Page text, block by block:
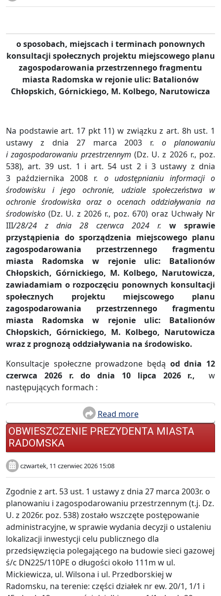
o sposobach, miejscach i terminach ponownych
konsultacji społecznych projektu miejscowego planu
zagospodarowania przestrzennegofragmentu
miasta Radomska w rejonie ulic: Batalionów
Chłopskich, Górnickiego, M. Kolbego, Narutowicza
Na podstawie art. 17 pkt 11) w związku z art. 8h ust. 1
ustawy z dnia 27 marca 2003 r.o planowaniu
i zagospodarowaniu przestrzennym (Dz. U. z 2026 r., poz.
538), art. 39 ust. 1 i art. 54 ust 2 i 3 ustawy z dnia
3 października 2008 r. o udostępnianiu informacji o
środowisku i jego ochronie, udziale społeczeństwa w
ochronie środowiska oraz o ocenach oddziaływania na
środowisko (Dz. U. z 2026 r., poz. 670) oraz Uchwały Nr
III/28/24 z dnia 28 czerwca 2024 r. w sprawie
przystąpienia do sporządzenia miejscowego planu
zagospodarowania przestrzennego fragmentu
miasta Radomska w rejonie ulic: Batalionów
Chłopskich, Górnickiego, M. Kolbego, Narutowicza,
zawiadamiam o rozpoczęciu ponownych konsultacji
społecznych projektu miejscowego planu
zagospodarowania przestrzennego fragmentu
miasta Radomska w rejonie ulic: Batalionów
Chłopskich, Górnickiego, M. Kolbego, Narutowicza
wraz z prognozą oddziaływania na środowisko.
Konsultacje społeczne prowadzone będą od dnia 12
czerwca 2026 r. do dnia 10 lipca 2026 r.,w
następujących formach :
Read more
OBWIESZCZENIE PREZYDENTA MIASTA
RADOMSKA
czwartek, 11 czerwiec 2026 15:08
Zgodnie z art. 53 ust. 1 ustawy z dnia 27 marca 2003r. o
planowaniu i zagospodarowaniu przestrzennym (t.j. Dz.
U. z 2026r. poz. 538) zostało wszczęte postępowanie
administracyjne, w sprawie wydania decyzji o ustaleniu
lokalizacji inwestycji celu publicznego dla
przedsięwzięcia polegającego na budowie sieci gazowej
ś/c DN225/110PE o długości około 111m w ul.
Mickiewicza, ul. Wilsona i ul. Przedborskiej w
Radomsku, na terenie: części działek nr ew. 20/1, 1/1 i